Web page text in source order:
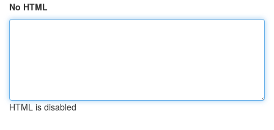
No HTML
HTML is disabled